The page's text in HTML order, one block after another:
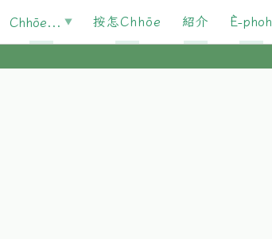
Chhōe... 按怎Chhōe 紹介 È-phoh